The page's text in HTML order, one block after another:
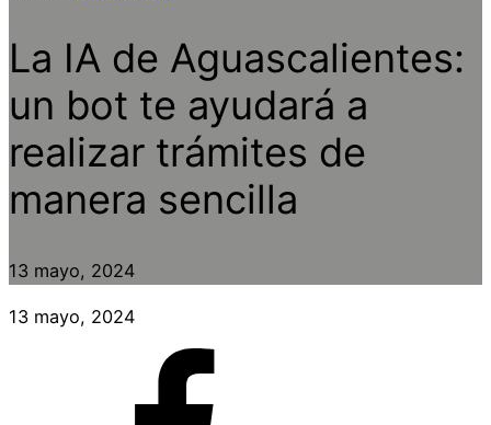
La IA de Aguascalientes:
un bot te ayudará a
realizar trámites de
manera sencilla
13 mayo, 2024
13 mayo, 2024